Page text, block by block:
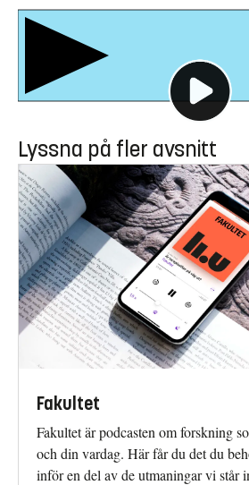
Lyssna på fler avsnitt
Fakultet
Fakultet är podcasten om forskning
och din vardag. Här får du det du
inför en del av de utmaningar vi står